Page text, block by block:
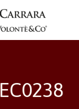
EC0238